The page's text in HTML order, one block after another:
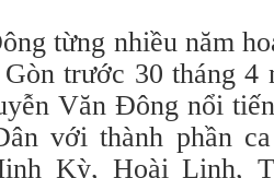
từng nhiều năm
trước 30 tháng 4
Văn Đông nổi
với thành phần
Kỳ, Hoài Linh,